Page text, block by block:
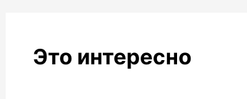
Это интересно